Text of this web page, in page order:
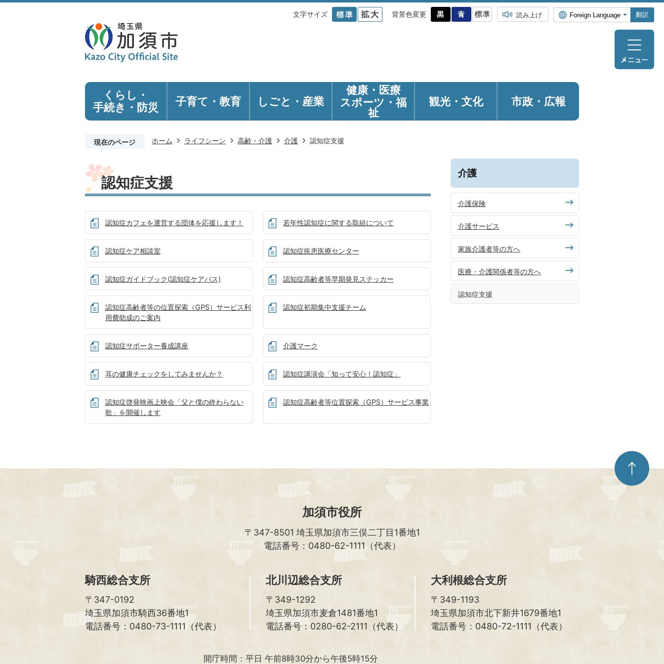
文字サイズ 背景色変更 読み上げ 翻訳
くらし・
手続き ・防災 子育て・教育 しごと・産業
健康・医療
スポーツ・福
祉
観光・ 文化 市政・広報
現在のページ ホーム ライフシーン 高齢・介護 介護 認知症支援
認知症支援
認知症カフェを運営する団体を応援します！ 若年性認知症に関する取組について
認知症ケア相談室 認知症疾患医療センター
認知症ガイドブック(認知症ケアパス) 認知症高齢者等早期発見ステッカー
認知症高齢者等の位置探索（GPS）サービス利
用費助成のご案内
認知症初期集中支援チーム
認知症サポーター養成講座 介護マーク
耳の健康チェックをしてみませんか？ 認知症講演会「知って安心！認知症」
認知症啓発映画上映会「父と僕の終わらない
歌」を開催します
認知症高齢者等位置探索（GPS）サービス事業
介護
介護保険
介護サービス
家族介護者等の方へ
医療・介護関係者等の方へ
認知症支援
ペ
ー
ジ
加須市役所
〒347-8501 埼玉県加須市三俣二丁目1番地1
電話番号：0480-62-1111（代表）
騎西総合支所
〒347-0192
埼玉県加須市騎西36番地1
電話番号：0480-73-1111（代表）
北川辺総合支所
〒349-1292
埼玉県加須市麦倉1481番地1
電話番号：0280-62-2111（代表）
大利根総合支所
〒349-1193
埼玉県加須市北下新井1679番地1
電話番号：0480-72-1111（代表）
開庁時間： 平日 午前8時30分から午後5時15分